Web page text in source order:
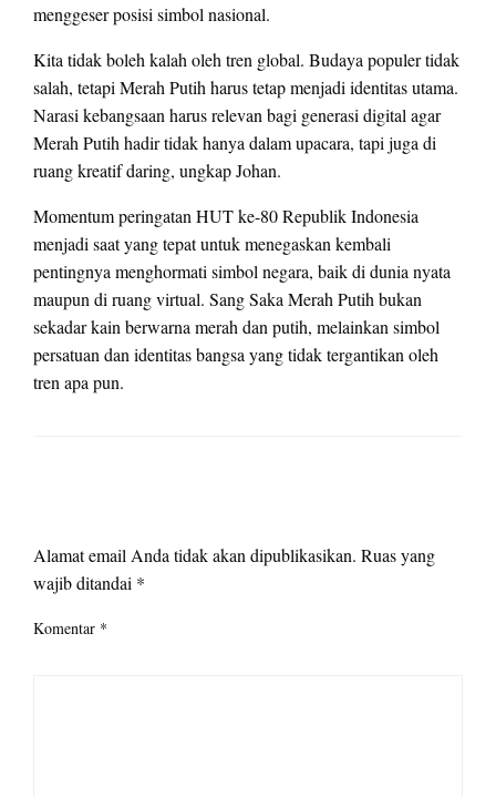
menggeser posisi simbol nasional.
Kita tidak boleh kalah oleh tren global. Budaya populer tidak
salah, tetapi Merah Putih harus tetap menjadi identitas utama.
Narasi kebangsaan harus relevan bagi generasi digital agar
Merah Putih hadir tidak hanya dalam upacara, tapi juga di
ruang kreatif daring, ungkap Johan.
Momentum peringatan HUT ke-80 Republik Indonesia
menjadi saat yang tepat untuk menegaskan kembali
pentingnya menghormati simbol negara, baik di dunia nyata
maupun di ruang virtual. Sang Saka Merah Putih bukan
sekadar kain berwarna merah dan putih, melainkan simbol
persatuan dan identitas bangsa yang tidak tergantikan oleh
tren apa pun.
Alamat email Anda tidak akan dipublikasikan. Ruas yang
wajib ditandai *
Komentar *